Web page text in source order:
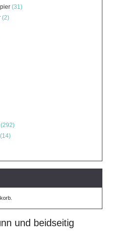
(31)
(2)
(292)
(14)
und beidseitig